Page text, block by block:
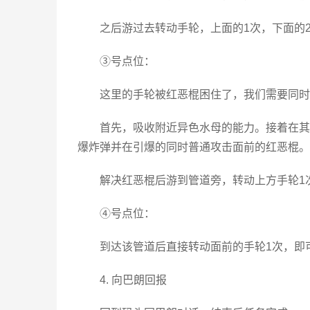
之后游过去转动手轮，上面的1次，下面
③号点位：
这里的手轮被红恶棍困住了，我们需要同
首先，吸收附近异色水母的能力。接着在
爆炸弹并在引爆的同时普通攻击面前的红恶棍。
解决红恶棍后游到管道旁，转动上方手轮
④号点位：
到达该管道后直接转动面前的手轮1次，即
4. 向巴朗回报